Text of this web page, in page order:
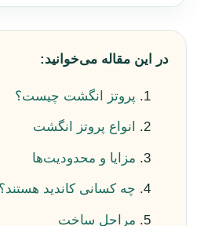
در این مقاله می‌خوانید:
پروتز انگشت چیست؟
انواع پروتز انگشت
مزایا و محدودیت‌ها
چه کسانی کاندید هستند؟
مراحل ساخت